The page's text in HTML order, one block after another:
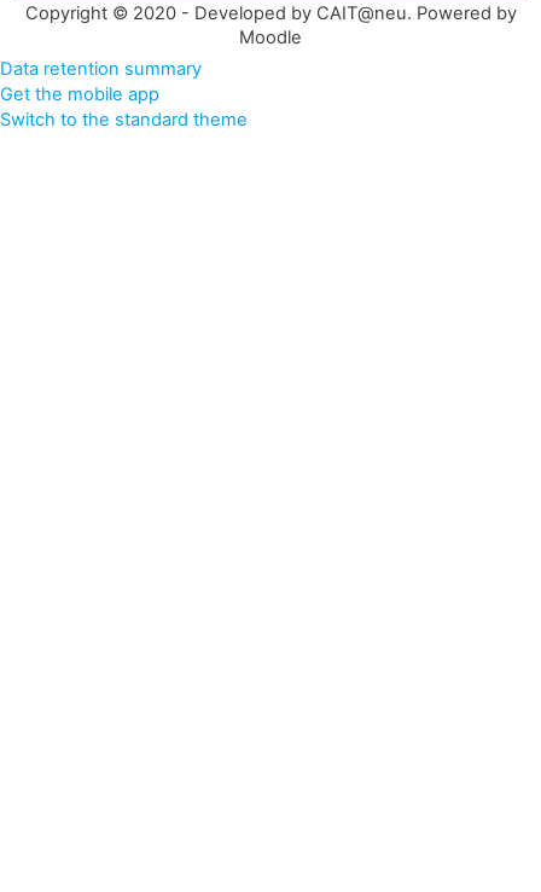
Copyright © 2020 - Developed by CAIT@neu. Powered by
Moodle
Data retention summary
Get the mobile app
Switch to the standard theme